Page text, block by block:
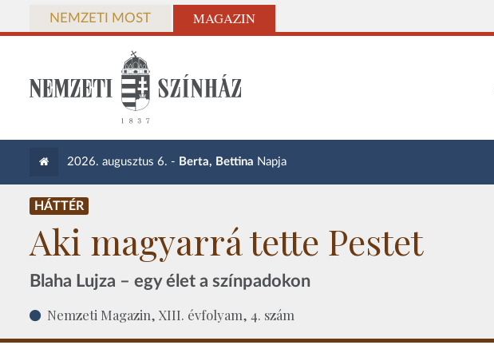
NEMZETI MOST MAGAZIN
2026. augusztus 6. - Berta, Bettina Napja
HÁTTÉR
Aki magyarrá tette Pestet
Blaha Lujza – egy élet a színpadokon
Nemzeti Magazin, XIII. évfolyam, 4. szám